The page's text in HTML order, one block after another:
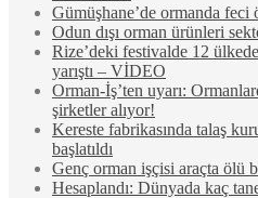
Gümüşhane’de ormanda feci
Odun dışı orman ürünleri
Rize’deki festivalde 12
yarıştı – VİDEO
Orman-İş’ten uyarı:
şirketler alıyor!
Kereste fabrikasında talaş
başlatıldı
Genç orman işçisi araçta ölü
Hesaplandı: Dünyada kaç